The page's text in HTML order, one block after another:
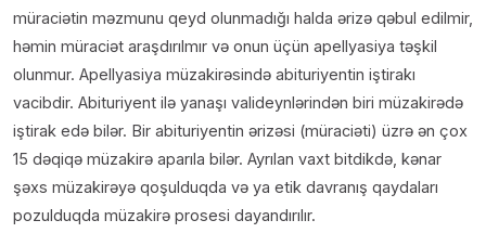
müraciətin məzmunu qeyd olunmadığı halda ərizə qəbul edilmir,
həmin müraciət araşdırılmır və onun üçün apellyasiya təşkil
olunmur. Apellyasiya müzakirəsində abituriyentin iştirakı
vacibdir. Abituriyent ilə yanaşı valideynlərindən biri müzakirədə
iştirak edə bilər. Bir abituriyentin ərizəsi (müraciəti) üzrə ən çox
15 dəqiqə müzakirə aparıla bilər. Ayrılan vaxt bitdikdə, kənar
şəxs müzakirəyə qoşulduqda və ya etik davranış qaydaları
pozulduqda müzakirə prosesi dayandırılır.